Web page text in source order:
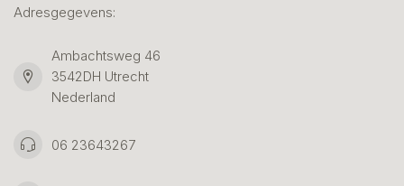
Adresgegevens:
Ambachtsweg 46
3542DH Utrecht
Nederland
06 23643267